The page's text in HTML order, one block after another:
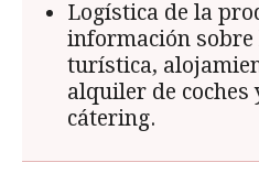
Logística de la
información
turística,
alquiler de coches
cátering.